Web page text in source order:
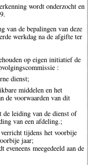
wordt onderzocht en
van de bepalingen van deze
werkdag na de afgifte ter
op eigen initiatief de
:
dienst;
middelen en het
de voorwaarden van dit
de leiding van de dienst of
van een afdeling.;
tijdens het voorbije
jaar;
meegedeeld aan de